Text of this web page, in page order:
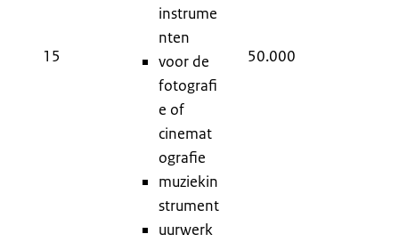
15
instrume
nten
voor de
fotografi
e of
cinemat
ografie
muziekin
strument
uurwerk
50.000